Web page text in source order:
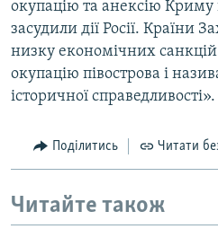
окупацію та анексію
засудили дії Росії. Країни
низку економічних
окупацію півострова і
історичної справедливості».
Поділитись Читати
Читайте також